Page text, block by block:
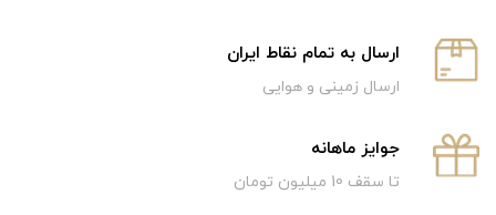
ارسال به تمام نقاط ایران
ارسال زمینی و هوایی
جوایز ماهانه
تا سقف 10 میلیون تومان